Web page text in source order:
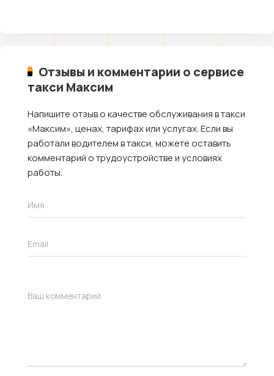
Отзывы и комментарии о сервисе
такси Максим
Напишите отзыв о качестве обслуживания в такси
«Максим», ценах, тарифах или услугах. Если вы
работали водителем в такси, можете оставить
комментарий о трудоустройстве и условиях
работы.